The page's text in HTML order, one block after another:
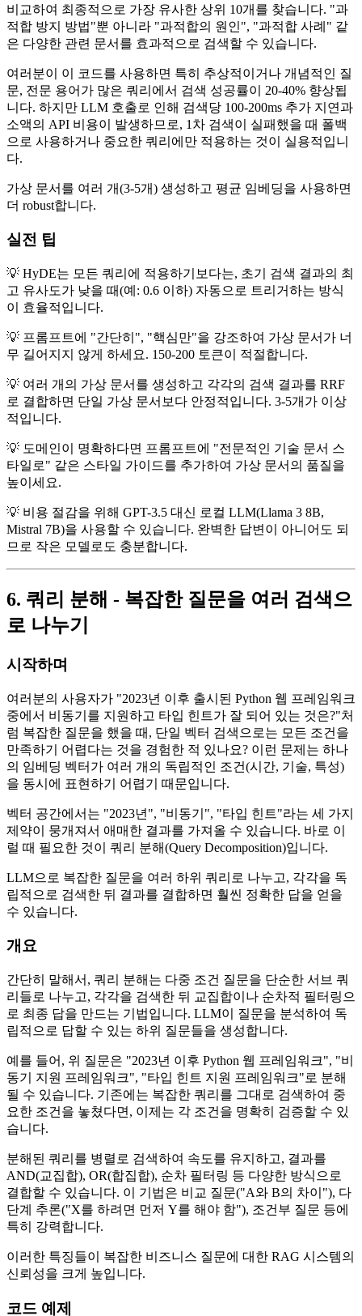
비교하여 최종적으로 가장 유사한 상위 10개를 찾습니다. "과
적합 방지 방법"뿐 아니라 "과적합의 원인", "과적합 사례" 같
은 다양한 관련 문서를 효과적으로 검색할 수 있습니다.
여러분이 이 코드를 사용하면 특히 추상적이거나 개념적인 질
문, 전문 용어가 많은 쿼리에서 검색 성공률이 20-40% 향상됩
니다. 하지만 LLM 호출로 인해 검색당 100-200ms 추가 지연과
소액의 API 비용이 발생하므로, 1차 검색이 실패했을 때 폴백
으로 사용하거나 중요한 쿼리에만 적용하는 것이 실용적입니
다.
가상 문서를 여러 개(3-5개) 생성하고 평균 임베딩을 사용하면
더 robust합니다.
실전 팁
💡 HyDE는 모든 쿼리에 적용하기보다는, 초기 검색 결과의 최
고 유사도가 낮을 때(예: 0.6 이하) 자동으로 트리거하는 방식
이 효율적입니다.
💡 프롬프트에 "간단히", "핵심만"을 강조하여 가상 문서가 너
무 길어지지 않게 하세요. 150-200 토큰이 적절합니다.
💡 여러 개의 가상 문서를 생성하고 각각의 검색 결과를 RRF
로 결합하면 단일 가상 문서보다 안정적입니다. 3-5개가 이상
적입니다.
💡 도메인이 명확하다면 프롬프트에 "전문적인 기술 문서 스
타일로" 같은 스타일 가이드를 추가하여 가상 문서의 품질을
높이세요.
💡 비용 절감을 위해 GPT-3.5 대신 로컬 LLM(Llama 3 8B,
Mistral 7B)을 사용할 수 있습니다. 완벽한 답변이 아니어도 되
므로 작은 모델로도 충분합니다.
6. 쿼리 분해 - 복잡한 질문을 여러 검색으
로 나누기
시작하며
여러분의 사용자가 "2023년 이후 출시된 Python 웹 프레임워크
중에서 비동기를 지원하고 타입 힌트가 잘 되어 있는 것은?"처
럼 복잡한 질문을 했을 때, 단일 벡터 검색으로는 모든 조건을
만족하기 어렵다는 것을 경험한 적 있나요? 이런 문제는 하나
의 임베딩 벡터가 여러 개의 독립적인 조건(시간, 기술, 특성)
을 동시에 표현하기 어렵기 때문입니다.
벡터 공간에서는 "2023년", "비동기", "타입 힌트"라는 세 가지
제약이 뭉개져서 애매한 결과를 가져올 수 있습니다. 바로 이
럴 때 필요한 것이 쿼리 분해(Query Decomposition)입니다.
LLM으로 복잡한 질문을 여러 하위 쿼리로 나누고, 각각을 독
립적으로 검색한 뒤 결과를 결합하면 훨씬 정확한 답을 얻을
수 있습니다.
개요
간단히 말해서, 쿼리 분해는 다중 조건 질문을 단순한 서브 쿼
리들로 나누고, 각각을 검색한 뒤 교집합이나 순차적 필터링으
로 최종 답을 만드는 기법입니다. LLM이 질문을 분석하여 독
립적으로 답할 수 있는 하위 질문들을 생성합니다.
예를 들어, 위 질문은 "2023년 이후 Python 웹 프레임워크", "비
동기 지원 프레임워크", "타입 힌트 지원 프레임워크"로 분해
될 수 있습니다. 기존에는 복잡한 쿼리를 그대로 검색하여 중
요한 조건을 놓쳤다면, 이제는 각 조건을 명확히 검증할 수 있
습니다.
분해된 쿼리를 병렬로 검색하여 속도를 유지하고, 결과를
AND(교집합), OR(합집합), 순차 필터링 등 다양한 방식으로
결합할 수 있습니다. 이 기법은 비교 질문("A와 B의 차이"), 다
단계 추론("X를 하려면 먼저 Y를 해야 함"), 조건부 질문 등에
특히 강력합니다.
이러한 특징들이 복잡한 비즈니스 질문에 대한 RAG 시스템의
신뢰성을 크게 높입니다.
코드 예제